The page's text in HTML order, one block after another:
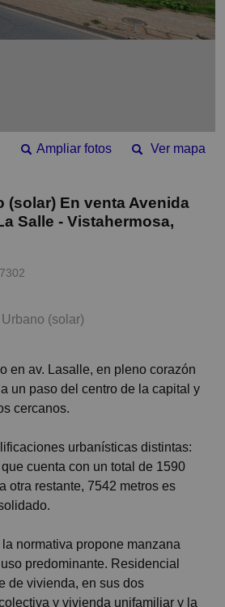
Ver mapa
Ampliar fotos
(solar) En venta Avenida
Salle - Vistahermosa,
(solar)
un paso del centro de la capital y
cercanos.
urbanísticas distintas:
cuenta con un total de 1590
otra restante, 7542 metros es
normativa propone manzana
predominante. Residencial
de vivienda, en sus dos
y vivienda unifamiliar y la